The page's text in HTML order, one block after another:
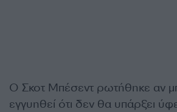
Ο Σκοτ Μπέσεντ ρωτήθηκε αν
εγγυηθεί ότι δεν θα υπάρξει